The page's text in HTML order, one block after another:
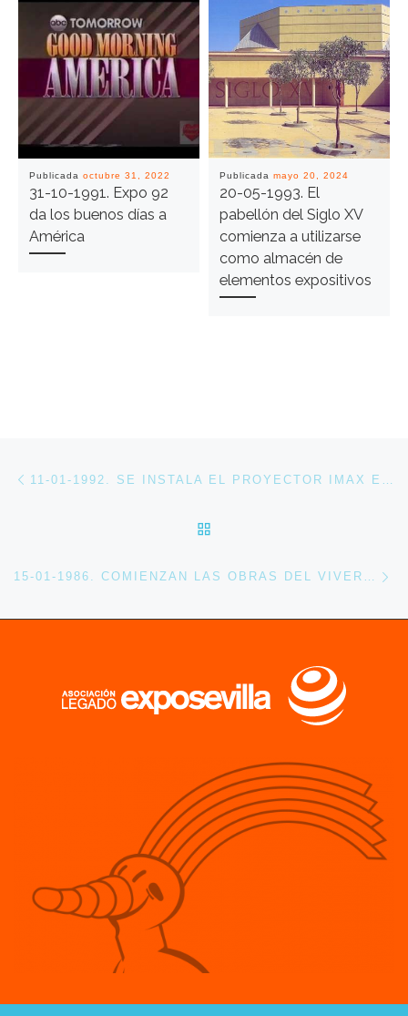
Publicada octubre 31, 2022
31-10-1991. Expo 92
da los buenos días a
América
Publicada mayo 20, 2024
20-05-1993. El
pabellón del Siglo XV
comienza a utilizarse
como almacén de
elementos expositivos
Navegación de entradas
15-01-1986. COMIENZAN LAS OBRAS DEL VIVERO DE EXPO 92